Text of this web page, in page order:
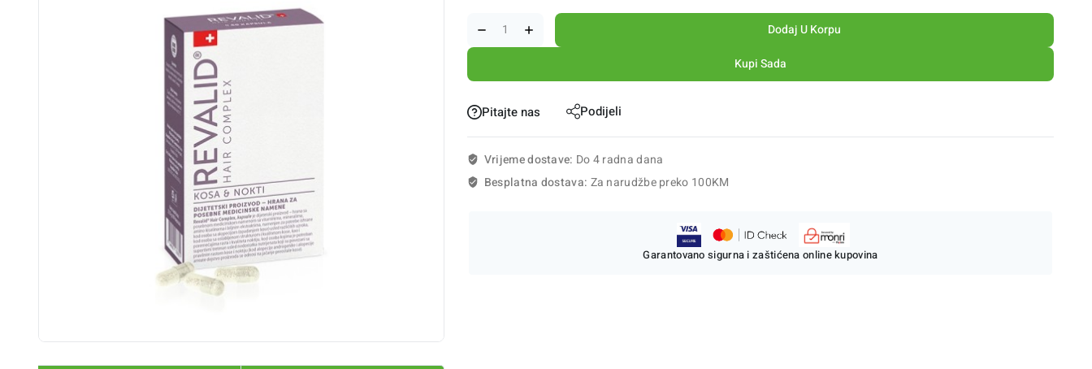
Dodaj U Korpu
Kupi Sada
Pitajte nas Podijeli
Vrijeme dostave: Do 4 radna dana
Besplatna dostava: Za narudžbe preko 100KM
Garantovano sigurna i zaštićena online kupovina